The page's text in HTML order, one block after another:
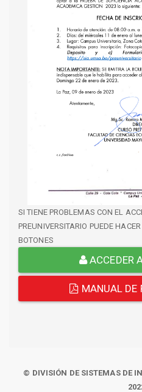
SI TIENE PROBLEMAS CON EL
PREUNIVERSITARIO PUEDE
BOTONES
ACCEDER
MANUAL DE
© DIVISIÓN DE SISTEMAS DE